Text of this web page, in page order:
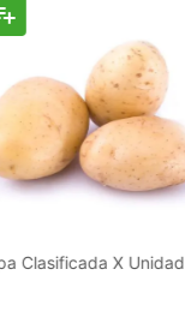
Clasificada X Unidad